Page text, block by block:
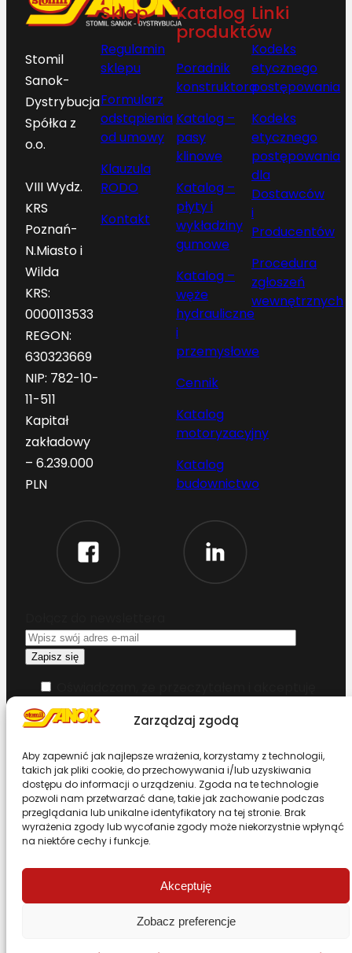
Zarządzaj zgodą
Aby zapewnić jak najlepsze wrażenia, korzystamy z technologii,
takich jak pliki cookie, do przechowywania i/lub uzyskiwania
dostępu do informacji o urządzeniu. Zgoda na te technologie
pozwoli nam przetwarzać dane, takie jak zachowanie podczas
przeglądania lub unikalne identyfikatory na tej stronie. Brak
wyrażenia zgody lub wycofanie zgody może niekorzystnie wpłynąć
na niektóre cechy i funkcje.
Akceptuję
Zobacz preferencje
Stomil
Sanok-
Dystrybucja
Spółka z
o.o.
VIII Wydz.
KRS
Poznań-
N.Miasto i
Wilda
KRS:
0000113533
REGON:
630323669
NIP: 782-10-
11-511
Kapitał
zakładowy
– 6.239.000
PLN
Sklep
Regulamin
sklepu
Formularz
odstąpienia
od umowy
Klauzula
RODO
Kontakt
Katalog
produktów
Poradnik
konstruktora
Katalog –
pasy
klinowe
Katalog –
płyty i
wykładziny
gumowe
Katalog –
węże
hydrauliczne
i
przemysłowe
Cennik
Katalog
motoryzacyjny
Katalog
budownictwo
Linki
Kodeks
etycznego
postępowania
Kodeks
etycznego
postępowania
dla
Dostawców
i
Producentów
Procedura
zgłoszeń
wewnętrznych
warunki korzystania z serwisu
Design & Code by Foxstudio.eu
Przewiń stronę do góry